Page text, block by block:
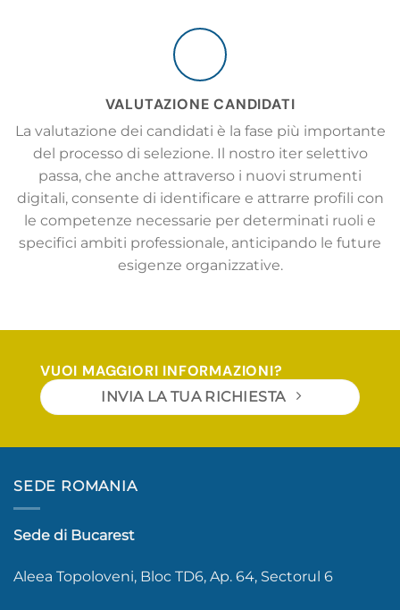
VALUTAZIONE CANDIDATI
La valutazione dei candidati è la fase più importante
del processo di selezione. Il nostro iter selettivo
passa, che anche attraverso i nuovi strumenti
digitali, consente di identificare e attrarre profili con
le competenze necessarie per determinati ruoli e
specifici ambiti professionale, anticipando le future
esigenze organizzative.
VUOI MAGGIORI INFORMAZIONI?
INVIA LA TUA RICHIESTA
SEDE ROMANIA
Sede di Bucarest
Aleea Topoloveni, Bloc TD6, Ap. 64, Sectorul 6